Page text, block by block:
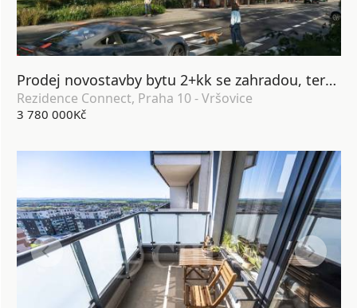
Prodej novostavby bytu 2+kk se zahradou, terasou, lodžií, sklepem a garážovým stáním, DV, 64 m2, Praha 10 - Vršovice
Rezidence Connect, Praha 10 - Vršovice
3 780 000Kč